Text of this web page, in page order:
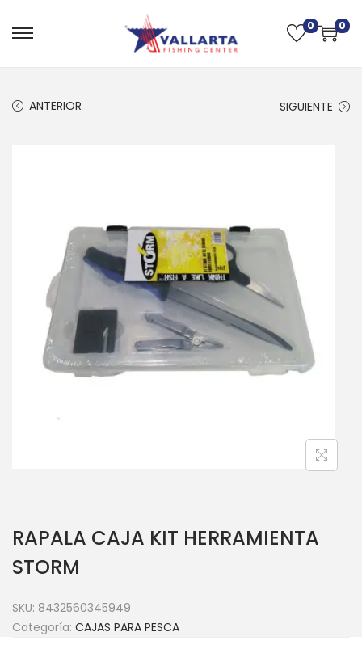
0 0
ANTERIOR SIGUIENTE
RAPALA CAJA KIT HERRAMIENTA
STORM
SKU: 8432560345949
Categoría: CAJAS PARA PESCA